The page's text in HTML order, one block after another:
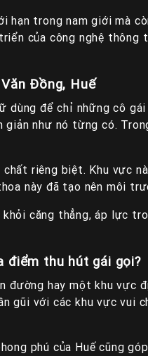
hạn trong nam giới mà
của công nghệ
Đồng, Huế
dùng để chỉ những cô
giản như nó từng có.
riêng biệt. Khu vực
này đã tạo nên môi
căng thẳng, áp lực
điểm thu hút gái gọi?
đường hay một khu vực
gũi với các khu vực vui
phú của Huế cũng